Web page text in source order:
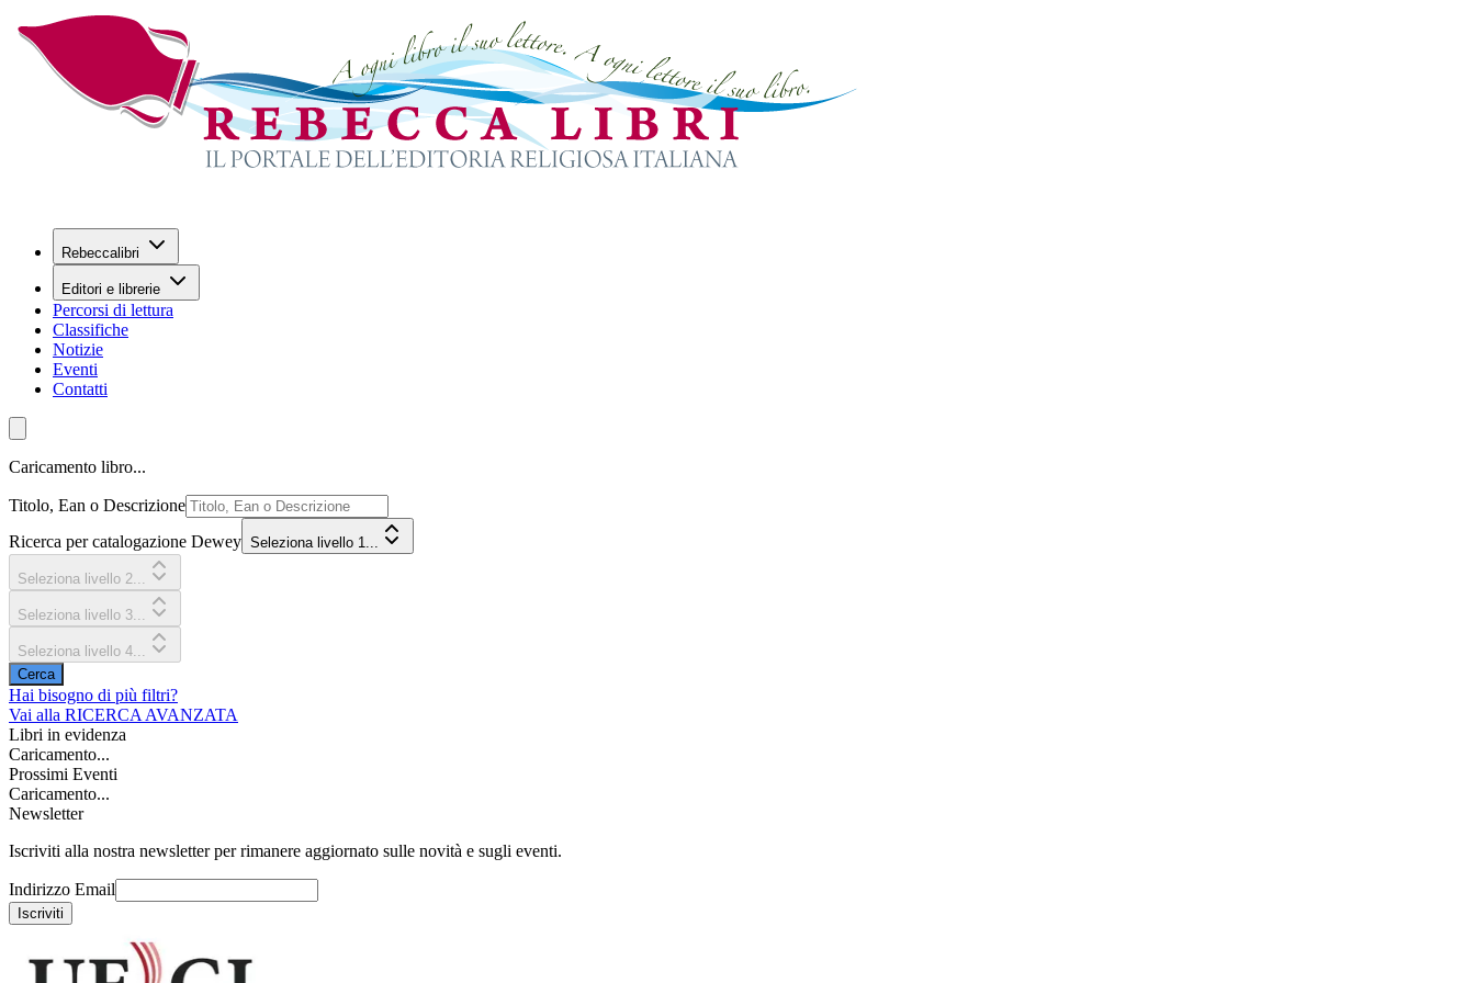
Rebeccalibri
Editori e librerie
Percorsi di lettura
Classifiche
Notizie
Eventi
Contatti
Caricamento libro...
Titolo, Ean o Descrizione
Ricerca per catalogazione Dewey Seleziona livello 1...
Seleziona livello 2...
Seleziona livello 3...
Seleziona livello 4...
Cerca
Hai bisogno di più filtri?
Vai alla RICERCA AVANZATA
Libri in evidenza
Caricamento...
Prossimi Eventi
Caricamento...
Newsletter
Iscriviti alla nostra newsletter per rimanere aggiornato sulle novità e sugli eventi.
Indirizzo Email
Iscriviti